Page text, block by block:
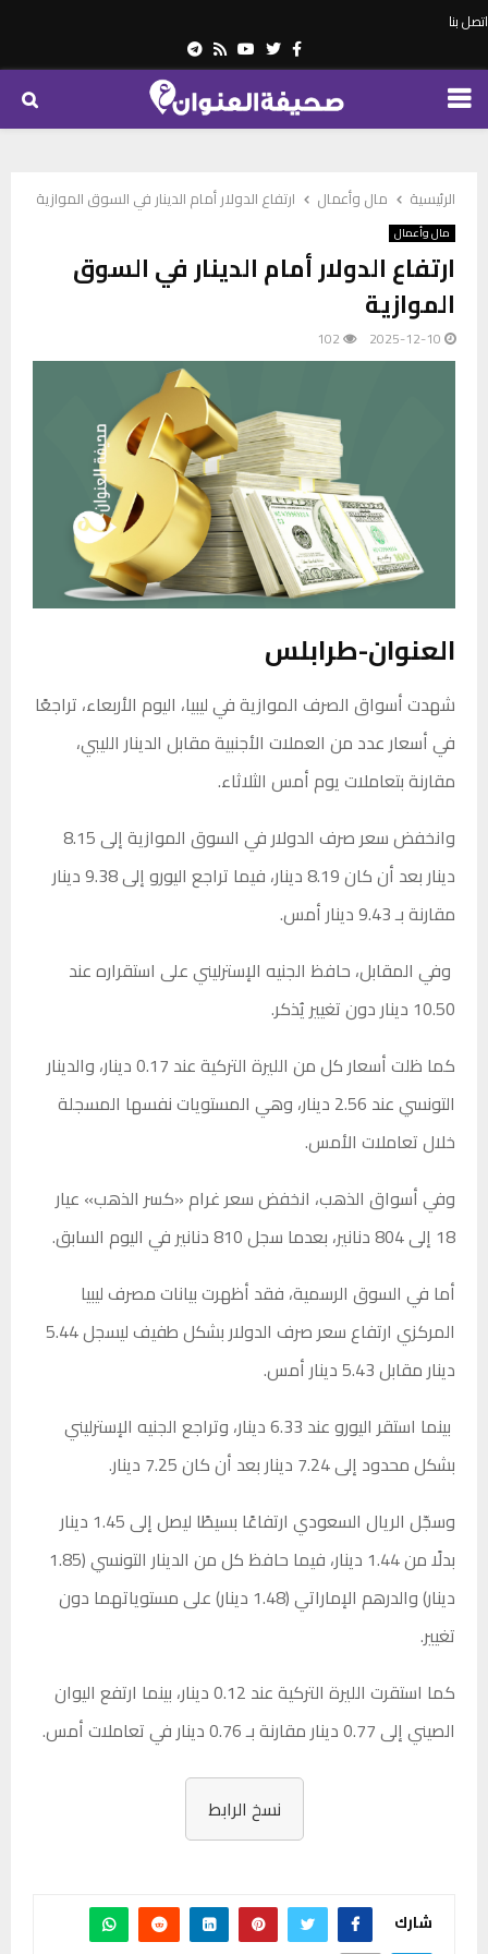
اتصل بنا
Facebook
Twitter
Youtube
Rss
Telegram
PRIMARY
الرئيسية مال وأعمال ارتفاع الدولار أمام الدينار في السوق الموازية
مال وأعمال
ارتفاع الدولار أمام الدينار في السوق
الموازية
2025-12-10
102
العنوان-طرابلس
شهدت أسواق الصرف الموازية في ليبيا، اليوم الأربعاء، تراجعًا
في أسعار عدد من العملات الأجنبية مقابل الدينار الليبي،
مقارنة بتعاملات يوم أمس الثلاثاء.
وانخفض سعر صرف الدولار في السوق الموازية إلى 8.15
دينار بعد أن كان 8.19 دينار، فيما تراجع اليورو إلى 9.38 دينار
مقارنة بـ 9.43 دينار أمس.
وفي المقابل، حافظ الجنيه الإسترليني على استقراره عند
10.50 دينار دون تغيير يُذكر.
كما ظلت أسعار كل من الليرة التركية عند 0.17 دينار، والدينار
التونسي عند 2.56 دينار، وهي المستويات نفسها المسجلة
خلال تعاملات الأمس.
وفي أسواق الذهب، انخفض سعر غرام «كسر الذهب» عيار
18 إلى 804 دنانير، بعدما سجل 810 دنانير في اليوم السابق.
أما في السوق الرسمية، فقد أظهرت بيانات مصرف ليبيا
المركزي ارتفاع سعر صرف الدولار بشكل طفيف ليسجل 5.44
دينار مقابل 5.43 دينار أمس.
بينما استقر اليورو عند 6.33 دينار، وتراجع الجنيه الإسترليني
بشكل محدود إلى 7.24 دينار بعد أن كان 7.25 دينار.
وسجّل الريال السعودي ارتفاعًا بسيطًا ليصل إلى 1.45 دينار
بدلًا من 1.44 دينار، فيما حافظ كل من الدينار التونسي (1.85
دينار) والدرهم الإماراتي (1.48 دينار) على مستوياتهما دون
تغيير.
كما استقرت الليرة التركية عند 0.12 دينار، بينما ارتفع اليوان
الصيني إلى 0.77 دينار مقارنة بـ 0.76 دينار في تعاملات أمس.
نسخ الرابط
شارك